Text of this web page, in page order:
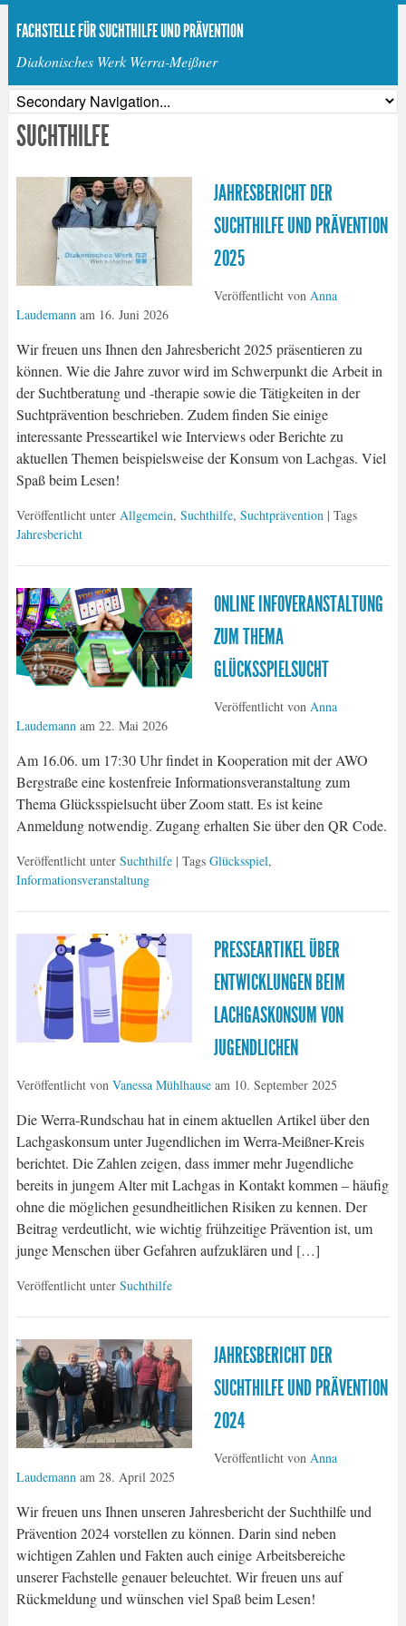
FACHSTELLE FÜR SUCHTHILFE UND PRÄVENTION
Diakonisches Werk Werra-Meißner
SUCHTHILFE
JAHRESBERICHT DER
SUCHTHILFE UND PRÄVENTION
2025
Veröffentlicht von Anna
Laudemannam 16. Juni 2026
Wir freuen uns Ihnen den Jahresbericht 2025 präsentieren zu
können. Wie die Jahre zuvor wird im Schwerpunkt die Arbeit in
der Suchtberatung und -therapie sowie die Tätigkeiten in der
Suchtprävention beschrieben. Zudem finden Sie einige
interessante Presseartikel wie Interviews oder Berichte zu
aktuellen Themen beispielsweise der Konsum von Lachgas. Viel
Spaß beim Lesen!
Veröffentlicht unter Allgemein, Suchthilfe, Suchtprävention | Tags
Jahresbericht
ONLINE INFOVERANSTALTUNG
ZUM THEMA
GLÜCKSSPIELSUCHT
Veröffentlicht von Anna
Laudemannam 22. Mai 2026
Am 16.06. um 17:30 Uhr findet in Kooperation mit der AWO
Bergstraße eine kostenfreie Informationsveranstaltung zum
Thema Glücksspielsucht über Zoom statt. Es ist keine
Anmeldung notwendig. Zugang erhalten Sie über den QR Code.
Veröffentlicht unter Suchthilfe | Tags Glücksspiel,
Informationsveranstaltung
PRESSEARTIKEL ÜBER
ENTWICKLUNGEN BEIM
LACHGASKONSUM VON
JUGENDLICHEN
Veröffentlicht von Vanessa Mühlhauseam 10. September 2025
Die Werra-Rundschau hat in einem aktuellen Artikel über den
Lachgaskonsum unter Jugendlichen im Werra-Meißner-Kreis
berichtet. Die Zahlen zeigen, dass immer mehr Jugendliche
bereits in jungem Alter mit Lachgas in Kontakt kommen – häufig
ohne die möglichen gesundheitlichen Risiken zu kennen. Der
Beitrag verdeutlicht, wie wichtig frühzeitige Prävention ist, um
junge Menschen über Gefahren aufzuklären und […]
Veröffentlicht unter Suchthilfe
JAHRESBERICHT DER
SUCHTHILFE UND PRÄVENTION
2024
Veröffentlicht von Anna
Laudemannam 28. April 2025
Wir freuen uns Ihnen unseren Jahresbericht der Suchthilfe und
Prävention 2024 vorstellen zu können. Darin sind neben
wichtigen Zahlen und Fakten auch einige Arbeitsbereiche
unserer Fachstelle genauer beleuchtet. Wir freuen uns auf
Rückmeldung und wünschen viel Spaß beim Lesen!